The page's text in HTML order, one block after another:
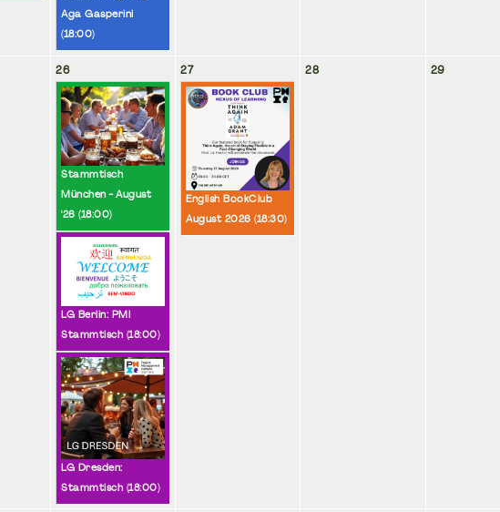
Aga Gasperini
(18:00)
26
Stammtisch
München - August
'26 (18:00)
LG Berlin: PMI
Stammtisch (18:00)
LG Dresden:
Stammtisch (18:00)
27
English BookClub
August 2026 (18:30)
28 29